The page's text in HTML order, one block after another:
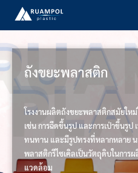
ถังขยะพลาสติก
โรงงานผลิตถังขยะพลาสติกสมัยให
เช่น การฉีดขึ้นรูป และการเป่าขึ้นรู
ทนทาน และมีรูปทรงที่หลากหลาย น
พลาสติกรีไซเคิลเป็นวัตถุดิบในการ
แวดล้อม